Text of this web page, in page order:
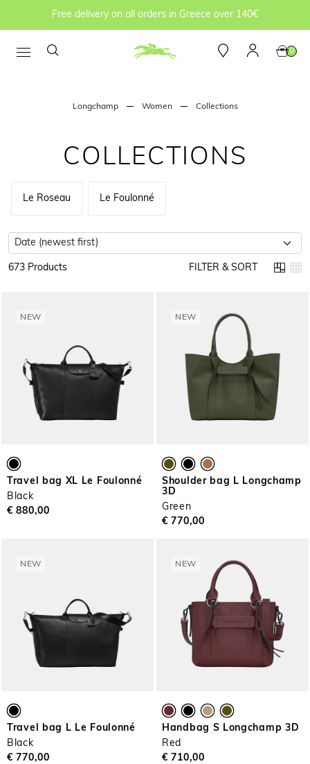
Free delivery on all orders in Greece over 140€
0
Longchamp Women Collections
COLLECTIONS
Le Roseau Le Foulonné
673 Products FILTER & SORT
NEW
Travel bag XL Le Foulonné
Black
€ 880,00
NEW
Shoulder bag L Longchamp
3D
Green
€ 770,00
NEW
Travel bag L Le Foulonné
Black
€ 770,00
NEW
Handbag S Longchamp 3D
Red
€ 710,00